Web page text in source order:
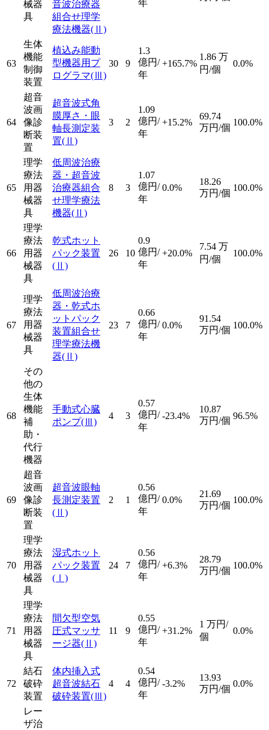
械器
具
音波治療器
組合せ理学
療法機器(Ⅱ)
年
63
生体
機能
制御
装置
植込み能動
型機器用プ
ログラマ(Ⅲ)
30 9
1.3
億円/
年
+165.7%
1.86 万
円/個
0.0%
64
超音
波画
像診
断装
置
超音波式角
膜厚さ・眼
軸長測定装
置(Ⅱ)
3 2
1.09
億円/
年
+15.2%
69.74
万円/個
100.0%
65
理学
療法
用器
械器
具
低周波治療
器・超音波
治療器組合
せ理学療法
機器(Ⅱ)
8 3
1.07
億円/
年
0.0%
18.26
万円/個
100.0%
66
理学
療法
用器
械器
具
乾式ホット
パック装置
(Ⅱ)
26 10
0.9
億円/
年
+20.0%
7.54 万
円/個
100.0%
67
理学
療法
用器
械器
具
低周波治療
器・乾式ホ
ットパック
装置組合せ
理学療法機
器(Ⅱ)
23 7
0.66
億円/
年
0.0%
91.54
万円/個 100.0%
68
その
他の
生体
機能
補
助・
代行
機器
手動式心臓
ポンプ(Ⅲ)
4 3
0.57
億円/
年
-23.4%
10.87
万円/個 96.5%
69
超音
波画
像診
断装
置
超音波眼軸
長測定装置
(Ⅱ)
2 1
0.56
億円/
年
0.0%
21.69
万円/個
100.0%
70
理学
療法
用器
械器
具
湿式ホット
パック装置
(Ⅰ)
24 7
0.56
億円/
年
+6.3%
28.79
万円/個
100.0%
71
理学
療法
用器
械器
具
間欠型空気
圧式マッサ
ージ器(Ⅱ)
11 9
0.55
億円/
年
+31.2%
1 万円/
個
0.0%
72
結石
破砕
装置
体内挿入式
超音波結石
破砕装置(Ⅲ)
4 4
0.54
億円/
年
-3.2%
13.93
万円/個
0.0%
レー
ザ治